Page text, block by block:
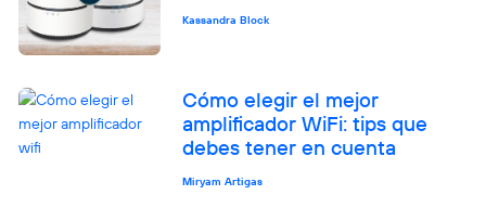
Kassandra Block
Cómo elegir el mejor
amplificador WiFi: tips que
debes tener en cuenta
Miryam Artigas